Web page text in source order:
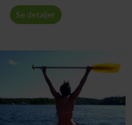
Se detaljer